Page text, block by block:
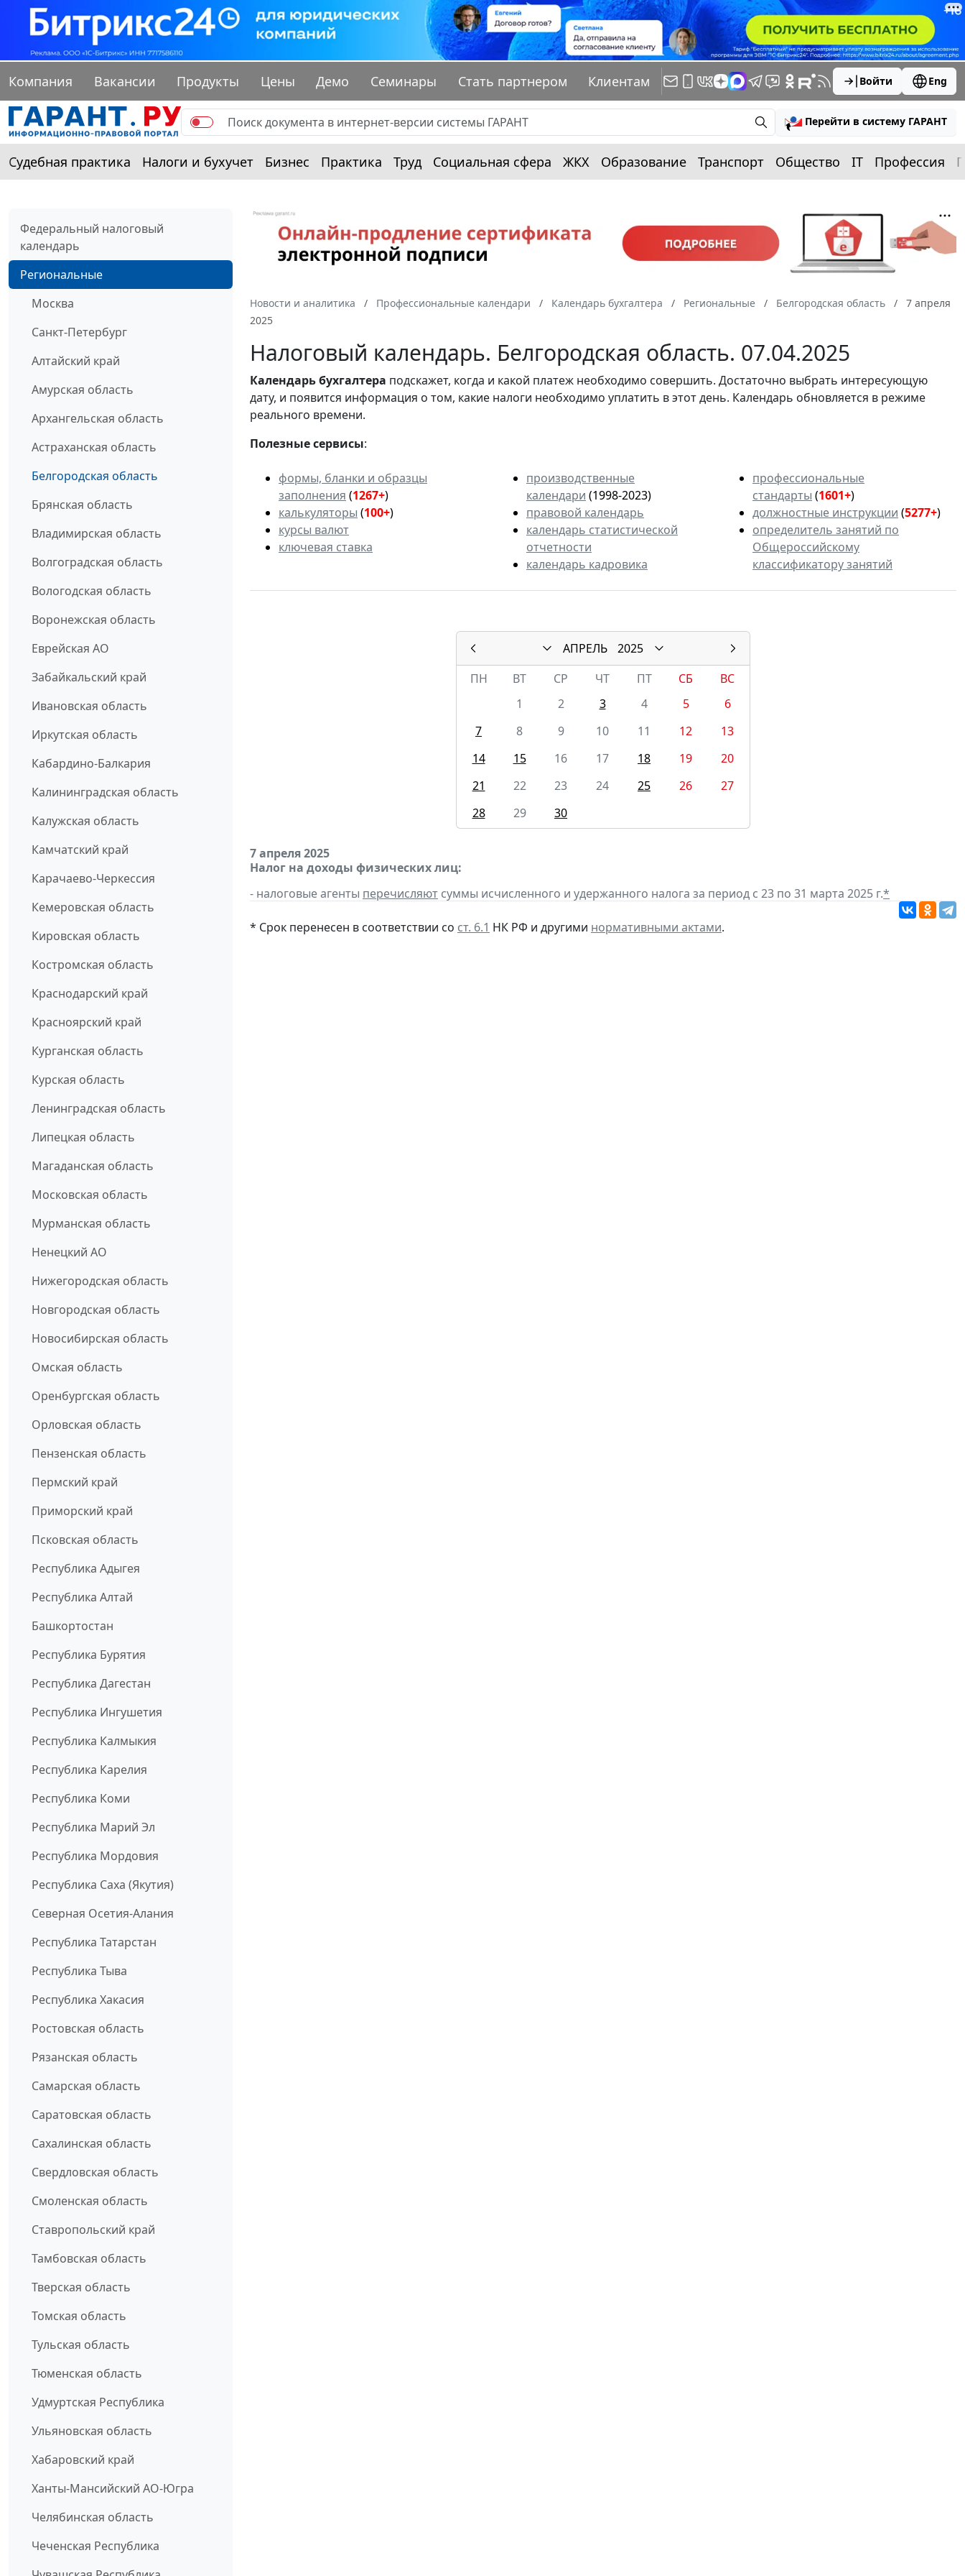
Компания Вакансии Продукты Цены Демо Семинары Стать партнером Клиентам Войти Eng
Перейти в систему ГАРАНТ
Судебная практика Налоги и бухучет Бизнес Практика Труд Социальная сфера ЖКХ Образование Транспорт Общество IT Профессия
Федеральный налоговый
календарь
Региональные
Москва
Санкт-Петербург
Алтайский край
Амурская область
Архангельская область
Астраханская область
Белгородская область
Брянская область
Владимирская область
Волгоградская область
Вологодская область
Воронежская область
Еврейская АО
Забайкальский край
Ивановская область
Иркутская область
Кабардино-Балкария
Калининградская область
Калужская область
Камчатский край
Карачаево-Черкессия
Кемеровская область
Кировская область
Костромская область
Краснодарский край
Красноярский край
Курганская область
Курская область
Ленинградская область
Липецкая область
Магаданская область
Московская область
Мурманская область
Ненецкий АО
Нижегородская область
Новгородская область
Новосибирская область
Омская область
Оренбургская область
Орловская область
Пензенская область
Пермский край
Приморский край
Псковская область
Республика Адыгея
Республика Алтай
Башкортостан
Республика Бурятия
Республика Дагестан
Республика Ингушетия
Республика Калмыкия
Республика Карелия
Республика Коми
Республика Марий Эл
Республика Мордовия
Республика Саха (Якутия)
Северная Осетия-Алания
Республика Татарстан
Республика Тыва
Республика Хакасия
Ростовская область
Рязанская область
Самарская область
Саратовская область
Сахалинская область
Свердловская область
Смоленская область
Ставропольский край
Тамбовская область
Тверская область
Томская область
Тульская область
Тюменская область
Удмуртская Республика
Ульяновская область
Хабаровский край
Ханты-Мансийский АО-Югра
Челябинская область
Чеченская Республика
Новости и аналитика Профессиональные календари Календарь бухгалтера Региональные Белгородская область
7 апреля
2025
Налоговый календарь. Белгородская область. 07.04.2025
Календарьбухгалтера подскажет, когда и какой платеж необходимо совершить. Достаточно выбрать интересующую
дату, и появится информация о том, какие налоги необходимо уплатить в этот день. Календарь обновляется в режиме
реального времени.
Полезные сервисы:
формы, бланки и образцы
заполнения (1267+)
калькуляторы (100+)
курсы валют
ключевая ставка
производственные
календари (1998-2023)
правовой календарь
календарь статистической
отчетности
календарь кадровика
профессиональные
стандарты (1601+)
должностные инструкции (5277+)
определитель занятий по
Общероссийскому
классификатору занятий
АПРЕЛЬ
2025
ПН
ВТ СР ЧТ ПТ СБ
ВС
1
2 3 4 5
6
7
8 9 10 11 12
13
14
15 16 17 18 19
20
21
22 23 24 25 26
27
28
29 30
7 апреля 2025
Налог на доходы физических лиц:
- налоговые агенты перечисляют суммы исчисленного и удержанного налога за период с 23 по 31 марта 2025 г.*
* Срок перенесен в соответствии со ст. 6.1 НК РФ и другими нормативными актами.